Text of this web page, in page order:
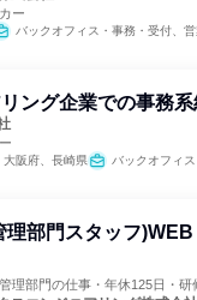
ー
バックオフィス・事務・受付、営業、SCM/生産管理/購買/物流、経理/税務/財務、
ング企業での事務
大阪府、長崎県 バックオフィ
理部門スタッフ
理部門の仕事・年休125日・研